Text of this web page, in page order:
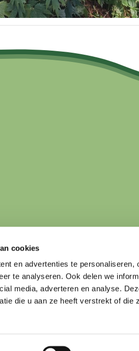
cookies
en advertenties te
te analyseren. Ook delen we
media, adverteren en analyse.
die u aan ze heeft verstrekt of die